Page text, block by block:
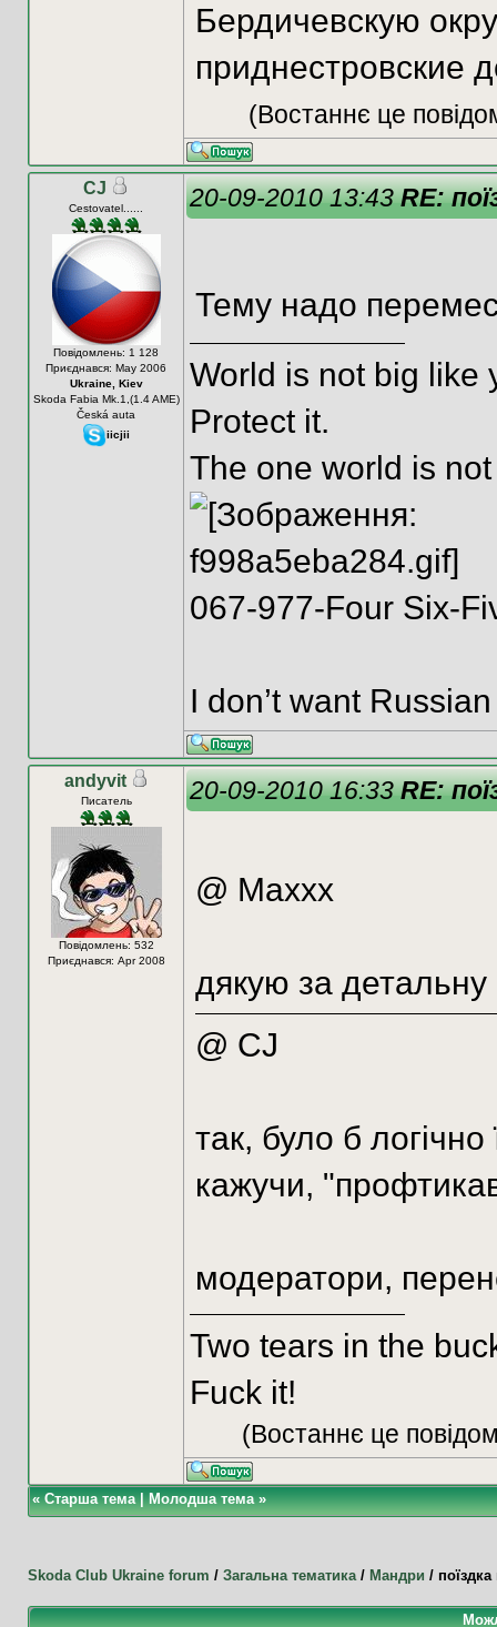
Бердичевскую
приднестровские
(Востаннє це
CJ
Сestovatel......
Повідомлень: 1 128
Приєднався: May 2006
Ukraine, Kiev
Skoda Fabia Mk.1,(1.4 AME)
Česká auta
iicjii
20-09-2010 13:43RE:
Тему надо
World is not big like
Protect it.
The one world is
067-977-Four Six-
I don’t want
andyvit
Писатель
Повідомлень: 532
Приєднався: Apr 2008
20-09-2010 16:33RE:
@ Маххх
дякую за
@ CJ
так, було б
кажучи,
модератори,
Two tears in the
Fuck it!
(Востаннє це
«Старша тема|Молодша тема»
Skoda Club Ukraine forum / Загальна тематика/ Мандри /